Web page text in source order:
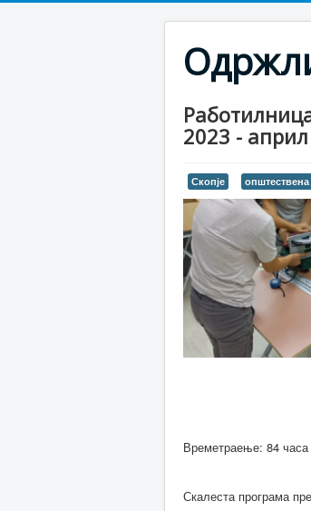
2023 -
Скопје
Времетраење: 84 часа
Скалеста програма